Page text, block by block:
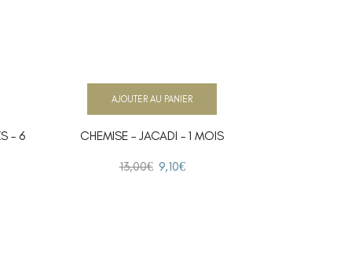
– 6
CHEMISE – JACADI – 1 MOIS
13,00€ 9,10€
AJOUTER AU PANIER